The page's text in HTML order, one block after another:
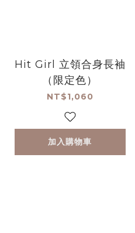
Hit Girl 立領合身長袖
（限定色）
NT$1,060
加入購物車